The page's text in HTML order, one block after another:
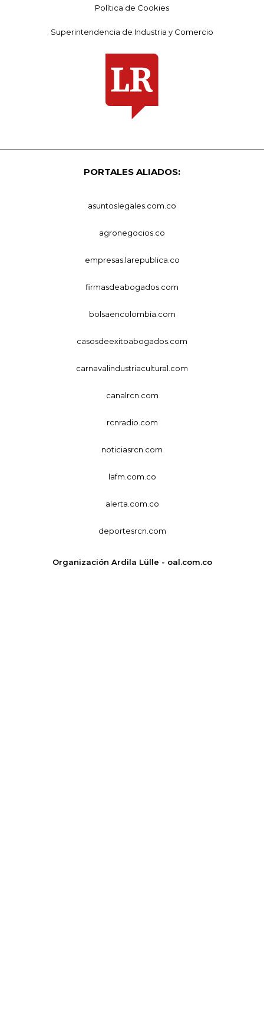
Política de Cookies
Superintendencia de Industria y Comercio
PORTALES ALIADOS:
asuntoslegales.com.co
agronegocios.co
empresas.larepublica.co
firmasdeabogados.com
bolsaencolombia.com
casosdeexitoabogados.com
carnavalindustriacultural.com
canalrcn.com
rcnradio.com
noticiasrcn.com
lafm.com.co
alerta.com.co
deportesrcn.com
Organización Ardila Lülle - oal.com.co